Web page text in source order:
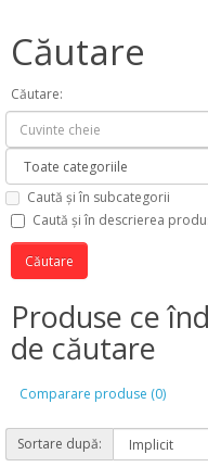
Căutare
Căutare:
Caută și în subcategorii
Caută și în descrierea
Produse ce
de căutare
Comparare produse (0)
Sortare după: